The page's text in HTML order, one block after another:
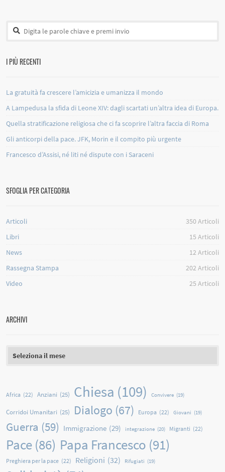
I PIÙ RECENTI
La gratuità fa crescere l’amicizia e umanizza il mondo
A Lampedusa la sfida di Leone XIV: dagli scartati un’altra idea di Europa.
Quella stratificazione religiosa che ci fa scoprire l’altra faccia di Roma
Gli anticorpi della pace. JFK, Morin e il compito più urgente
Francesco d’Assisi, né liti né dispute con i Saraceni
SFOGLIA PER CATEGORIA
Articoli 350Articoli
Libri
15 Articoli
News
12Articoli
Rassegna Stampa
202Articoli
Video
25 Articoli
ARCHIVI
Africa (22) Anziani (25) Chiesa (109) Convivere (19)
Corridoi Umanitari (25) Dialogo (67) Europa (22) Giovani (19)
Guerra (59) Immigrazione (29) integrazione (20) Migranti (22)
Pace (86) Papa Francesco (91)
Preghiera per la pace (22) Religioni (32) Rifugiati (19)